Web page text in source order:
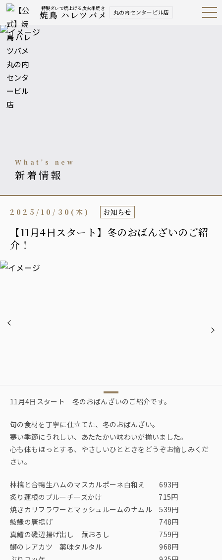
特製ダレで焼上げる炭火串焼き
焼鳥 ハレツバメ 丸の内センタービル店 Open
Navig
what's new
新着情報
【11月4日スタート】冬のおばんざいのご紹
介！
2025/10/30(木) お知らせ
11月4日スタート 冬のおばんざいのご紹介です。
旬の食材を丁寧に仕立てた、冬のおばんざい。
寒い季節にうれしい、あたたかい味わいが揃いました。
心も体もほっとする、やさしいひとときをどうぞお愉しみくだ
さい。
林檎と合鴨生ハムのマスカルポーネ白和え 693円
炙り蓮根のブルーチーズかけ 715円
焼きカリフラワーとマッシュルームのナムル 539円
鮟鱇の唐揚げ 748円
真鱈の磯辺揚げ出し 蕪おろし 759円
鰤のレアカツ 薬味タルタル 968円